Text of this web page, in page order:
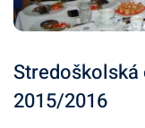
Stredoškolská
2015/2016